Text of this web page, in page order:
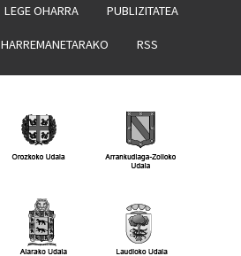
LEGE OHARRA PUBLIZITATEA
HARREMANETARAKO RSS